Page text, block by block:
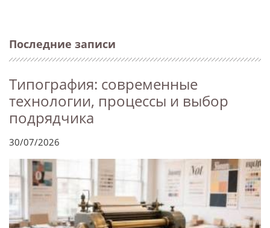
Последние записи
Типография: современные
технологии, процессы и выбор
подрядчика
30/07/2026